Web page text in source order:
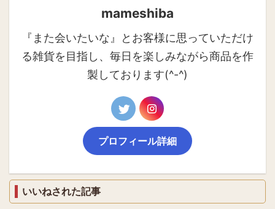
mameshiba
『また会いたいな』とお客様に思っていただけ
る雑貨を目指し、毎日を楽しみながら商品を作
製しております(^-^)
プロフィール詳細
いいねされた記事